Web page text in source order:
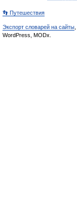
👣 Путешествия
Экспорт словарей на сайты
WordPress, MODx.